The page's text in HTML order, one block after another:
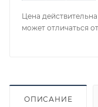
Цена
может отличаться
ОПИСАНИЕ